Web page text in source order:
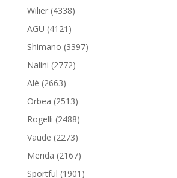
Wilier (4338)
AGU (4121)
Shimano (3397)
Nalini (2772)
Alé (2663)
Orbea (2513)
Rogelli (2488)
Vaude (2273)
Merida (2167)
Sportful (1901)